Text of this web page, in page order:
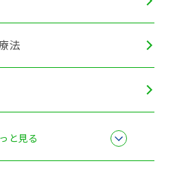
法
外傷施術
と見る